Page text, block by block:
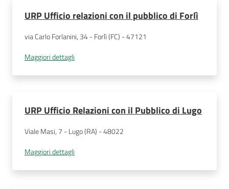
URP Ufficio relazioni con il pubblico di Forlì
via Carlo Forlanini, 34 - Forlì (FC) - 47121
Maggiori dettagli
URP Ufficio Relazioni con il Pubblico di Lugo
Viale Masi, 7 - Lugo (RA) - 48022
Maggiori dettagli